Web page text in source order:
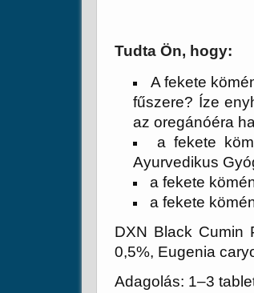
Tudta Ön, hogy:
A fekete
fűszere? Íze
az oregánóéra
a fekete
Ayurvedikus
a fekete
a fekete
DXN Black Cumin
0,5%, Eugenia
Adagolás: 1–3